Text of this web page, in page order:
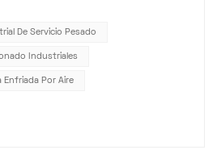
una estrella brillante en este
por su exclusivo
calor enfriado por aire. No
De Servicio Pesado
Industriales
Enfriada Por Aire